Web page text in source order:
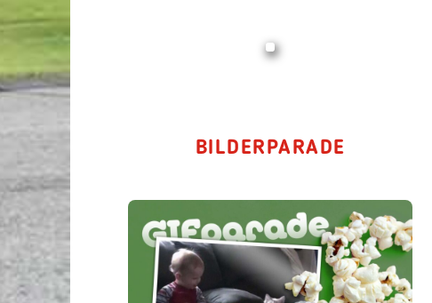
BILDERPARADE